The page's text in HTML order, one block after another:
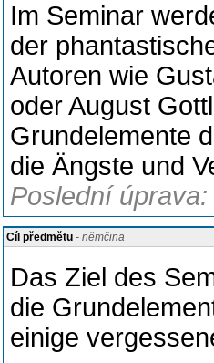
Im Seminar
der
Autoren wie
oder August
Grundelemente
die Ängste und
Poslední
Cíl předmětu - němčina
Das Ziel des
die
einige